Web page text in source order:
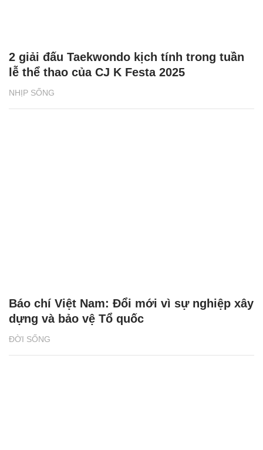
NHỊP SỐNG
2 giải đấu Taekwondo kịch tính trong tuần
lễ thể thao của CJ K Festa 2025
ĐỜI SỐNG
Báo chí Việt Nam: Đổi mới vì sự nghiệp xây
dựng và bảo vệ Tổ quốc